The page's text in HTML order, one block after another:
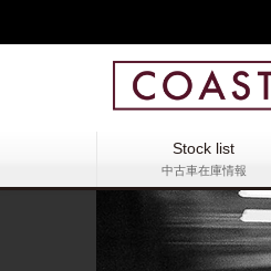
Stock list
中古車在庫情報